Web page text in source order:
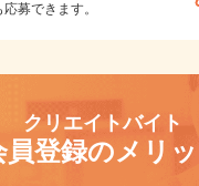
募できます。
クリエイトバイト
員登録のメリッ